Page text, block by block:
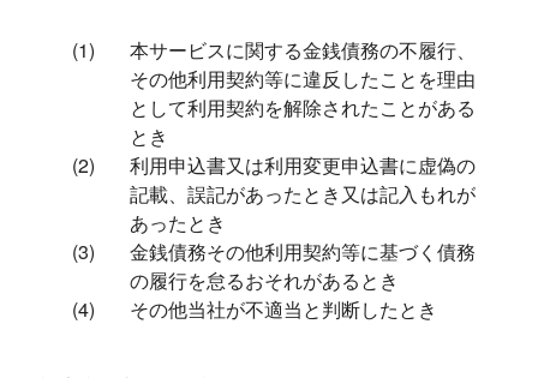
本サービスに関する金銭債務の不履行、
その他利用契約等に違反したことを理由
として利用契約を解除されたことがある
とき
利用申込書又は利用変更申込書に虚偽の
記載、誤記があったとき又は記入もれが
あったとき
金銭債務その他利用契約等に基づく債務
の履行を怠るおそれがあるとき
その他当社が不適当と判断したとき